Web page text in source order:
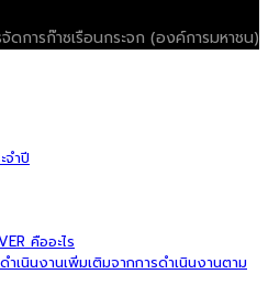
ดการก๊าซเรือนกระจก (องค์การมหาชน)
จำปี
คืออะไร
เนินงานเพิ่มเติมจากการดำเนินงานตาม